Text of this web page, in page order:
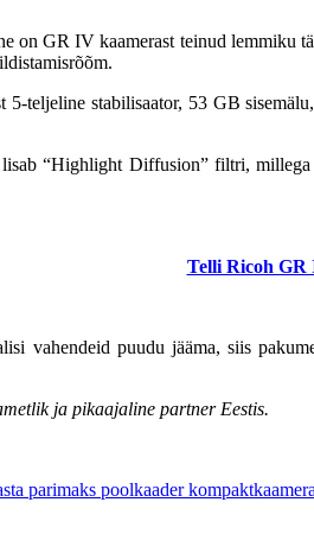
on GR IV kaamerast teinud lemmiku
5-teljeline stabilisaator, 53 GB
“Highlight Diffusion” filtri, millega
Telli Ricoh GR
vahendeid puudu jääma, siis
ja pikaajaline partner Eestis.
parimaks poolkaader